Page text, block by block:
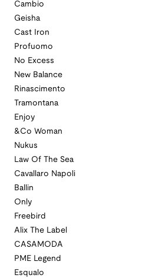
Cambio
Geisha
Cast Iron
Profuomo
No Excess
New Balance
Rinascimento
Tramontana
Enjoy
&Co Woman
Nukus
Law Of The Sea
Cavallaro Napoli
Ballin
Only
Freebird
Alix The Label
CASAMODA
PME Legend
Esqualo